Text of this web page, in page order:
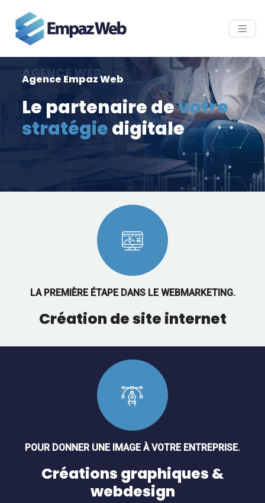
AGENCE WEB
Agence Empaz Web
Le partenaire devotre
stratégiedigitale
LA PREMIÈRE ÉTAPE DANS LE WEBMARKETING.
Création de site internet
POUR DONNER UNE IMAGE À VOTRE ENTREPRISE.
Créations graphiques &
webdesign